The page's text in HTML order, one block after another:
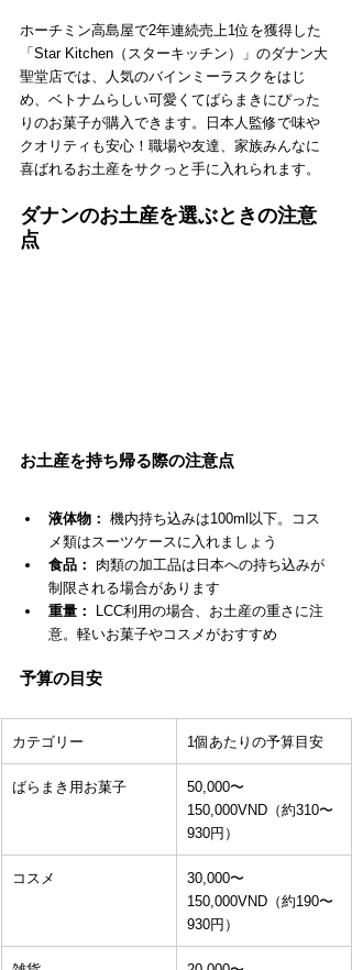
ホーチミン高島屋で2年連続売上1位を獲得した
「Star Kitchen（スターキッチン）」のダナン大
聖堂店では、人気のバインミーラスクをはじ
め、ベトナムらしい可愛くてばらまきにぴった
りのお菓子が購入できます。日本人監修で味や
クオリティも安心！職場や友達、家族みんなに
喜ばれるお土産をサクっと手に入れられます。
ダナンのお土産を選ぶときの注意
点
お土産を持ち帰る際の注意点
液体物： 機内持ち込みは100ml以下。コス
メ類はスーツケースに入れましょう
食品：
肉類の加工品は日本への持ち込みが
制限される場合があります
重量：
LCC利用の場合、お土産の重さに注
意。軽いお菓子やコスメがおすすめ
予算の目安
カテゴリー 1個あたりの予算目安
ばらまき用お菓子
50,000〜
150,000VND（約310〜
930円）
コスメ
30,000〜
150,000VND（約190〜
930円）